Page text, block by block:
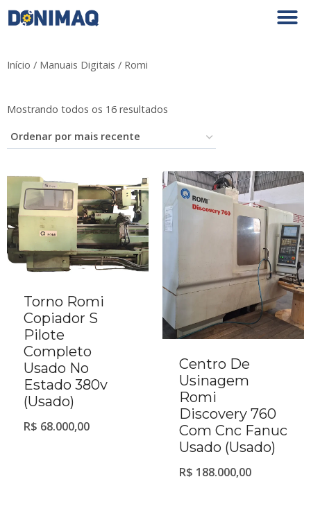
Início / Manuais Digitais / Romi
Mostrando todos os 16 resultados
Torno Romi
Copiador S
Pilote
Completo
Usado No
Estado 380v
(Usado)
R$ 68.000,00
Centro De
Usinagem
Romi
Discovery 760
Com Cnc Fanuc
Usado (Usado)
R$ 188.000,00